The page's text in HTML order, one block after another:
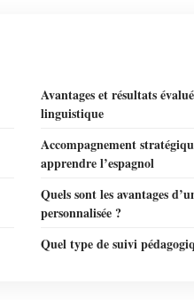
Avantages et résultats
linguistique
Accompagnement
apprendre l’espagnol
Quels sont les avantages
personnalisée ?
Quel type de suivi